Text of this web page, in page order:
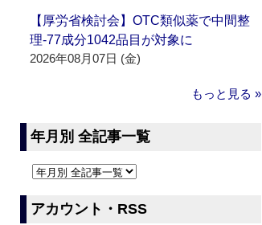
【厚労省検討会】OTC類似薬で中間整
理‐77成分1042品目が対象に
2026年08月07日 (金)
もっと見る »
年月別 全記事一覧
アカウント・RSS